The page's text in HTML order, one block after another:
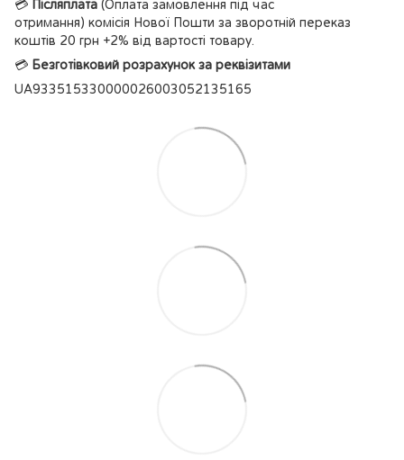
💳 Післяплата (Оплата замовлення під час
отримання) комісія Нової Пошти за зворотній переказ
коштів 20 грн +2% від вартості товару.
💳 Безготівковий розрахунок за реквізитами
UA933515330000026003052135165